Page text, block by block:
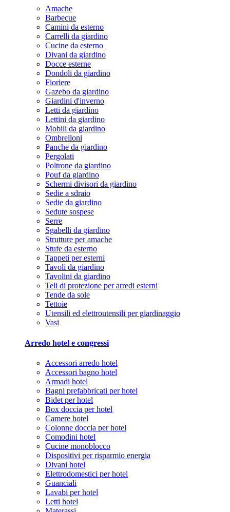
Amache
Barbecue
Camini da esterno
Carrelli da giardino
Cucine da esterno
Divani da giardino
Docce esterne
Dondoli da giardino
Fioriere
Gazebo da giardino
Giardini d'inverno
Letti da giardino
Lettini da giardino
Mobili da giardino
Ombrelloni
Panche da giardino
Pergolati
Poltrone da giardino
Pouf da giardino
Schermi divisori da giardino
Sedie a sdraio
Sedie da giardino
Sedute sospese
Serre
Sgabelli da giardino
Strutture per amache
Stufe da esterno
Tappeti per esterni
Tavoli da giardino
Tavolini da giardino
Teli di protezione per arredi esterni
Tende da sole
Tettoie
Utensili ed elettroutensili per giardinaggio
Vasi
Arredo hotel e congressi
Accessori arredo hotel
Accessori bagno hotel
Armadi hotel
Bagni prefabbricati per hotel
Bidet per hotel
Box doccia per hotel
Camere hotel
Colonne doccia per hotel
Comodini hotel
Cucine monoblocco
Dispositivi per risparmio energia
Divani hotel
Elettrodomestici per hotel
Guanciali
Lavabi per hotel
Letti hotel